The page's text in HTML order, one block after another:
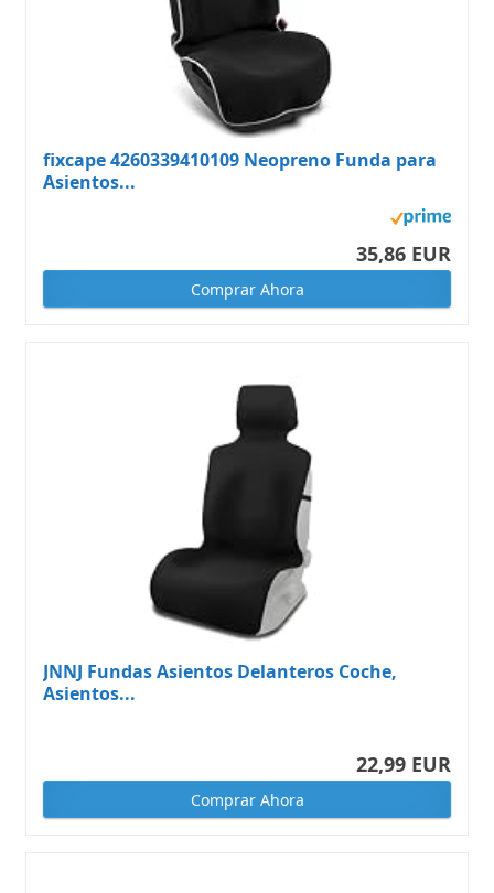
fixcape 4260339410109 Neopreno Funda para
Asientos...
35,86 EUR
Comprar Ahora
JNNJ Fundas Asientos Delanteros Coche,
Asientos...
22,99 EUR
Comprar Ahora